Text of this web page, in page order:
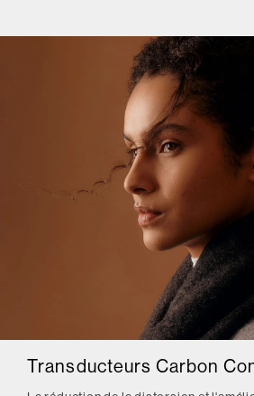
Transducteurs Carbon